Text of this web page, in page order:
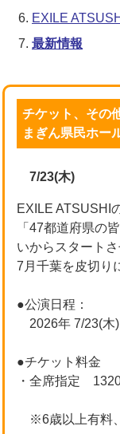
EXILE
最新情報
チケット、その
まぎん県民ホー
7/23(木)
EXILE ATSUSHI
「47都道府県の
いからスタート
7月千葉を皮切り
●公演日程：
2026年 7/23(木
●チケット料金
・全席指定
※6歳以上有料